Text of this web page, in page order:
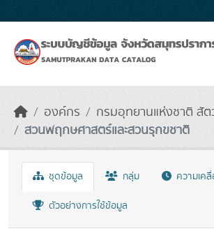
องค์กร
กรมอุทยานแห่งชาติ สัต
สวนพฤกษศาสตร์และสวนรุกขชาติ
ชุดข้อมูล กลุ่ม ความเค
ตัวอย่างการใช้ข้อมูล